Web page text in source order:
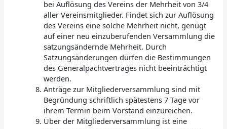
bei Auflösung des Vereins der Mehrheit von 3/4
aller Vereinsmitglieder. Findet sich zur Auflösung
des Vereins eine solche Mehrheit nicht, genügt
auf einer neu einzuberufenden Versammlung die
satzungsändernde Mehrheit. Durch
Satzungsänderungen dürfen die Bestimmungen
des Generalpachtvertrages nicht beeinträchtigt
werden.
Anträge zur Mitgliederversammlung sind mit
Begründung schriftlich spätestens 7 Tage vor
ihrem Termin beim Vorstand einzureichen.
Über der Mitgliederversammlung ist eine